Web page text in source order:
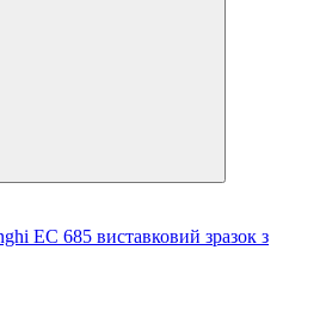
EC 685 виставковий зразок з